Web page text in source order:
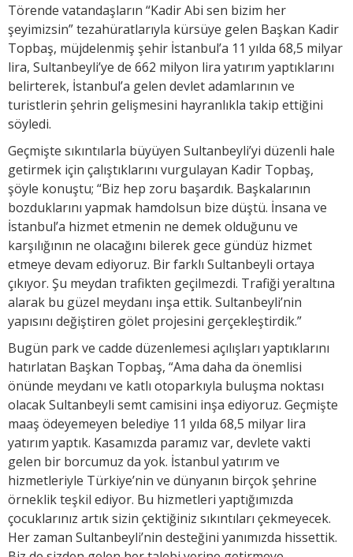
Törende vatandaşların “Kadir Abi sen bizim her
şeyimizsin” tezahüratlarıyla kürsüye gelen Başkan Kadir
Topbaş, müjdelenmiş şehir İstanbul’a 11 yılda 68,5 milyar
lira, Sultanbeyli’ye de 662 milyon lira yatırım yaptıklarını
belirterek, İstanbul’a gelen devlet adamlarının ve
turistlerin şehrin gelişmesini hayranlıkla takip ettiğini
söyledi.
Geçmişte sıkıntılarla büyüyen Sultanbeyli’yi düzenli hale
getirmek için çalıştıklarını vurgulayan Kadir Topbaş,
şöyle konuştu; “Biz hep zoru başardık. Başkalarının
bozduklarını yapmak hamdolsun bize düştü. İnsana ve
İstanbul’a hizmet etmenin ne demek olduğunu ve
karşılığının ne olacağını bilerek gece gündüz hizmet
etmeye devam ediyoruz. Bir farklı Sultanbeyli ortaya
çıkıyor. Şu meydan trafikten geçilmezdi. Trafiği yeraltına
alarak bu güzel meydanı inşa ettik. Sultanbeyli’nin
yapısını değiştiren gölet projesini gerçekleştirdik.”
Bugün park ve cadde düzenlemesi açılışları yaptıklarını
hatırlatan Başkan Topbaş, “Ama daha da önemlisi
önünde meydanı ve katlı otoparkıyla buluşma noktası
olacak Sultanbeyli semt camisini inşa ediyoruz. Geçmişte
maaş ödeyemeyen belediye 11 yılda 68,5 milyar lira
yatırım yaptık. Kasamızda paramız var, devlete vakti
gelen bir borcumuz da yok. İstanbul yatırım ve
hizmetleriyle Türkiye’nin ve dünyanın birçok şehrine
örneklik teşkil ediyor. Bu hizmetleri yaptığımızda
çocuklarınız artık sizin çektiğiniz sıkıntıları çekmeyecek.
Her zaman Sultanbeyli’nin desteğini yanımızda hissettik.